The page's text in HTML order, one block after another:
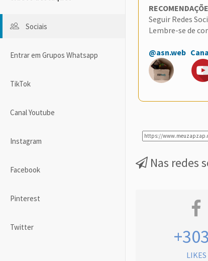
Sociais
Entrar em Grupos Whatsapp
TikTok
Canal Youtube
Instagram
Facebook
Pinterest
Twitter
Seguir Redes
Lembre-se de
@asn.web
Nas redes
LIKES